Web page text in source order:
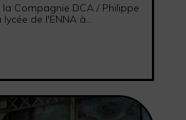
Compagnie DCA / Philippe
de l'ENNA à...